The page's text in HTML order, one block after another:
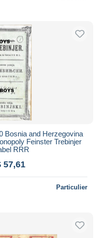
Bosnia and Herzegovina
Feinster Trebinjer
RRR
57,61
Particulier